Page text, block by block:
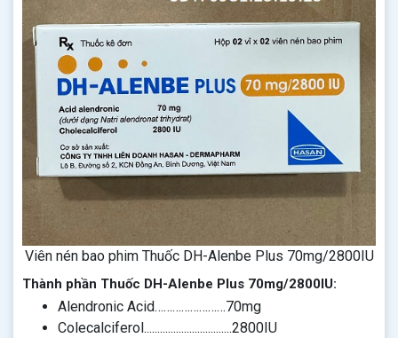
Viên nén bao phim Thuốc DH-Alenbe Plus 70mg/2800IU
Thành phần Thuốc DH-Alenbe Plus 70mg/2800IU:
Alendronic Acid……………………70mg
Colecalciferol.................................2800IU